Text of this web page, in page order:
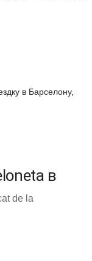
в Барселону,
в
de la